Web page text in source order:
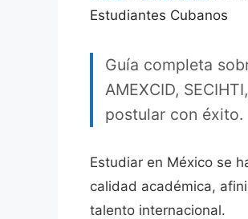
Estudiantes Cubanos
Guía completa
AMEXCID,
postular con éxito.
Estudiar en México se
calidad académica,
talento internacional.